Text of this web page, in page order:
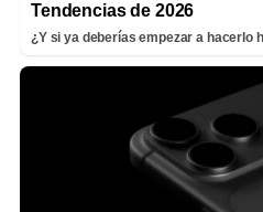
Tendencias de 2026
¿Y si ya deberías empezar a hacerlo